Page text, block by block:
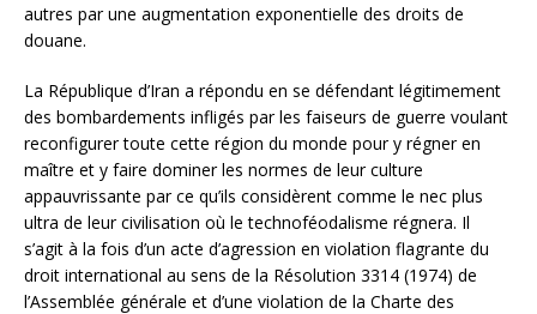
autres par une augmentation exponentielle des droits de
douane.
La République d’Iran a répondu en se défendant légitimement
des bombardements infligés par les faiseurs de guerre voulant
reconfigurer toute cette région du monde pour y régner en
maître et y faire dominer les normes de leur culture
appauvrissante par ce qu’ils considèrent comme le nec plus
ultra de leur civilisation où le technoféodalisme régnera. Il
s’agit à la fois d’un acte d’agression en violation flagrante du
droit international au sens de la Résolution 3314 (1974) de
l’Assemblée générale et d’une violation de la Charte des